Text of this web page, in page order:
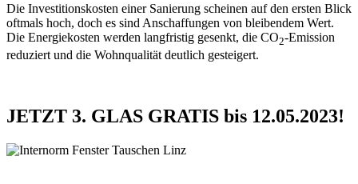
Die Investitionskosten einer Sanierung scheinen auf den ersten Blick
oftmals hoch, doch es sind Anschaffungen von bleibendem Wert.
Die Energiekosten werden langfristig gesenkt, die CO2-Emission
reduziert und die Wohnqualität deutlich gesteigert.
JETZT 3. GLAS GRATIS bis 12.05.2023!